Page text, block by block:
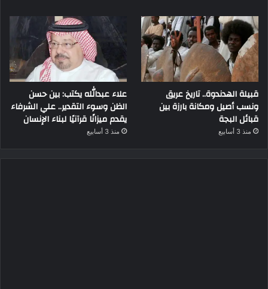
قبيلة الهدندوة.. تاريخ عريق
ونسب أصيل ومكانة بارزة بين
قبائل البجة
منذ 3 أسابيع
علاء عبدالله يكتب: بين حسن
الظن وسوء التقدير.. علي الشرفاء
يقدم ميزانًا قرآنيًا لبناء الإنسان
منذ 3 أسابيع